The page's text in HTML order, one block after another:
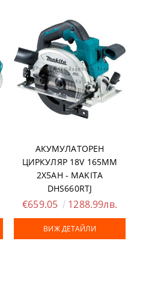
АКУМУЛАТОРЕН
ЦИРКУЛЯР 18V 165ММ
2X5AH - MAKITA
DHS660RTJ
€659.05 1288.99лв.
ВИЖ ДЕТАЙЛИ